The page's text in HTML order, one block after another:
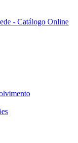
- Catálogo Online